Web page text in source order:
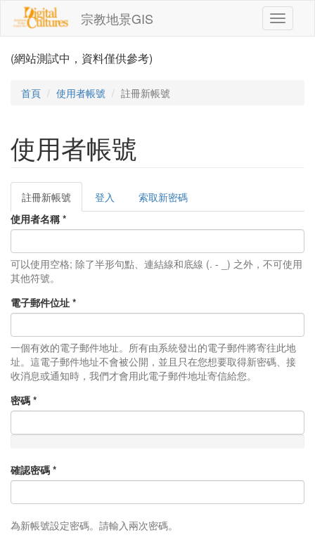
移至主內容
宗教地景GIS
Toggle
(網站測試中，資料僅供參考)
首頁 使用者帳號 註冊新帳號
使用者帳號
主要索引標籤
註冊新帳號
籤)
登入
索取新密碼
使用者名稱 *
可以使用空格; 除了半形句點、連結線和底線 (. - _) 之外，不可使用
其他符號。
電子郵件位址 *
一個有效的電子郵件地址。所有由系統發出的電子郵件將寄往此地
址。這電子郵件地址不會被公開，並且只在您想要取得新密碼、接
收消息或通知時，我們才會用此電子郵件地址寄信給您。
密碼 *
確認密碼 *
為新帳號設定密碼。請輸入兩次密碼。